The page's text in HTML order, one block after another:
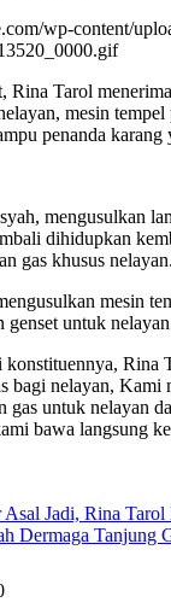
Rina Tarol
mesin
penanda karang
mengusulkan
dihidupkan
gas khusus nelayan.
mesin
genset untuk
konstituennya, Rina
bagi nelayan, Kami
gas untuk nelayan
bawa langsung
Jadi, Rina
Dermaga Tanjung